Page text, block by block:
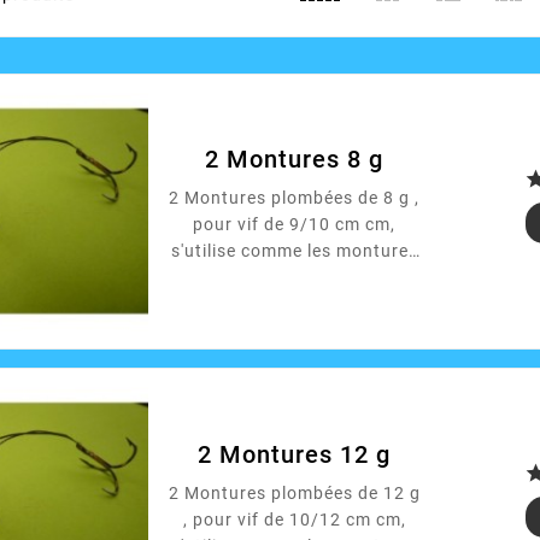
2 Montures 8 g
2 Montures plombées de 8 g ,
pour vif de 9/10 cm cm,
s'utilise comme les montures
rigide ou souple en tresse
acier.
2 Montures 12 g
2 Montures plombées de 12 g
, pour vif de 10/12 cm cm,